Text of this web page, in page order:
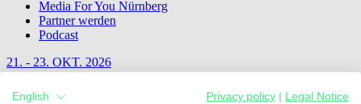
Media For You Nürnberg
Partner werden
Podcast
21. - 23. OKT. 2026
Die nächste Media For You in München
English Privacy policy
Legal Notice